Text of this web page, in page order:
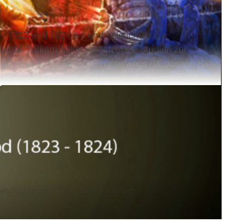
1823 und 1824 ein und beleuchten die
William Miller vertieft seine Studien zur
im Nahen Osten unterwegs ist. Joseph Bates
Ereignisse auf See. Auch die politische und
neuen Papstes beeinflusst. Zudem werden die
von Sonntagsschulen und Gebetsstunden in
von 1798 bis in die 1850er)